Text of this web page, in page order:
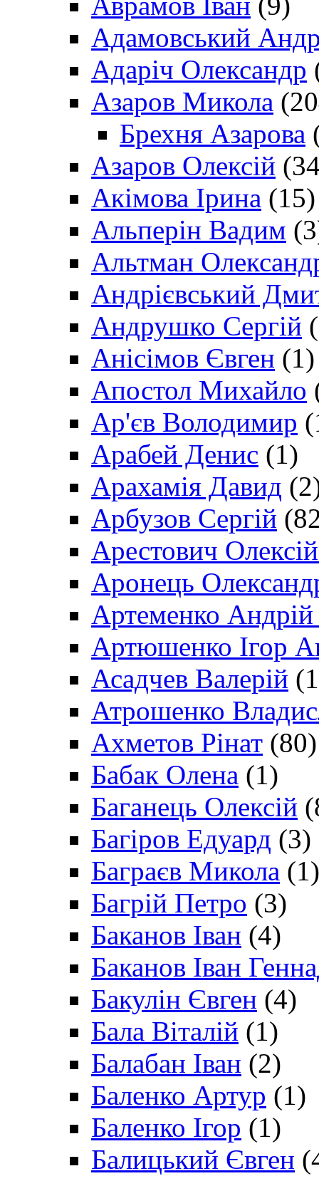
Адамовський
Адаріч Олександр
Азаров Микола
Брехня Азарова
Азаров Олексій
Акімова Ірина (15)
Альперін Вадим
Альтман
Андрієвський
Андрушко Сергій
Анісімов Євген (1)
Апостол Михайло
Ар'єв Володимир
Арабей Денис (1)
Арахамія Давид
Арбузов Сергій
Арестович
Аронець
Артеменко Андрій
Артюшенко Ігор
Асадчев Валерій
Атрошенко
Ахметов Рінат (80)
Бабак Олена (1)
Баганець Олексій
Багіров Едуард (3)
Баграєв Микола (1)
Багрій Петро (3)
Баканов Іван (4)
Баканов Іван
Бакулін Євген (4)
Бала Віталій (1)
Балабан Іван (2)
Баленко Артур (1)
Баленко Ігор (1)
Балицький Євген